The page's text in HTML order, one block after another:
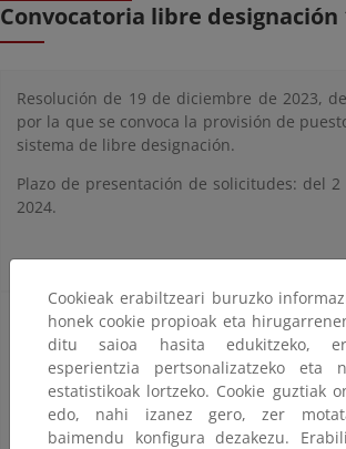
Convocatoria libre designación
Resolución de 19 de diciembre de 2023,
por la que se convoca la provisión de
sistema de libre designación.
Plazo de presentación de solicitudes: del
2024.
Convocatoria
Resolución de 19 de diciembre
Subsecretaría, por la que se
Cookieak erabiltzeari buruzko
honek cookie propioak eta
ditu saioa hasita edukitzeko,
esperientzia pertsonalizatzeko eta
estatistikoak lortzeko. Cookie guztiak
edo, nahi izanez gero, zer
baimendu konfigura dezakezu.